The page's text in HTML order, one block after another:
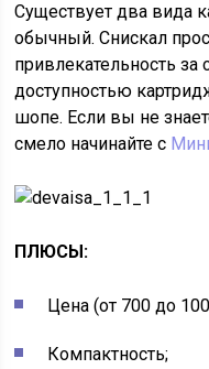
Существует два вида
обычный. Снискал
привлекательность
доступностью
шопе. Если вы не
смело начинайте с
ПЛЮСЫ:
Цена (от 700 до
Компактность;